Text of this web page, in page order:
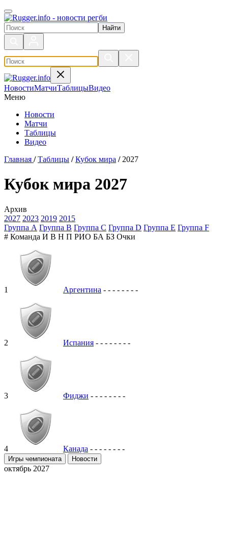
Поиск по сайту
НовостиМатчиТаблицыВидео
Меню
Новости
Матчи
Таблицы
Видео
Главная / Таблицы / Кубок мира / 2027
Кубок мира 2027
Архив
2027 2023 2019 2015
Группа А Группа В Группа С Группа D Группа Е Группа F
# Команда И В Н П РИО БА БЗ Очки
1 Аргентина - - - - - - - -
2 Испания - - - - - - - -
3 Фиджи - - - - - - - -
4 Канада - - - - - - - -
Игры чемпионата Новости
октябрь 2027